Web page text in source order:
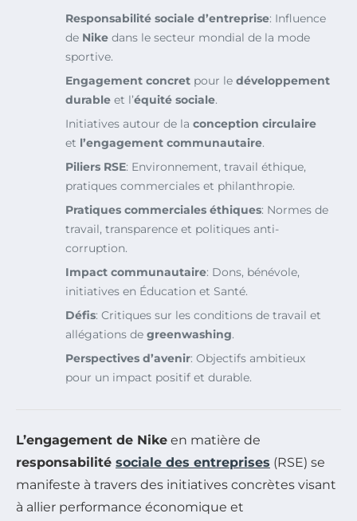
Responsabilité sociale d’entreprise: Influence
de Nike dans le secteur mondial de la mode
sportive.
Engagement concret pour le développement
durable et l’équité sociale.
Initiatives autour de la conception circulaire
et l’engagement communautaire.
Piliers RSE: Environnement, travail éthique,
pratiques commerciales et philanthropie.
Pratiques commerciales éthiques: Normes de
travail, transparence et politiques anti-
corruption.
Impact communautaire: Dons, bénévole,
initiatives en Éducation et Santé.
Défis: Critiques sur les conditions de travail et
allégations de greenwashing.
Perspectives d’avenir: Objectifs ambitieux
pour un impact positif et durable.
L’engagement de Nike en matière de
responsabilité sociale des entreprises (RSE) se
manifeste à travers des initiatives concrètes visant
à allier performance économique et